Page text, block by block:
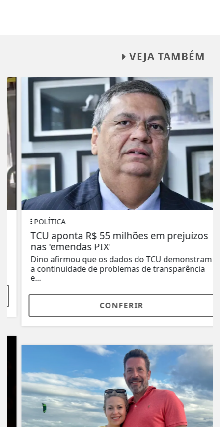
VEJA TAMBÉM
POLÍTICA
TCU aponta R$ 55 milhões em prejuízos
nas 'emendas PIX'
Dino afirmou que os dados do TCU demonstram
a continuidade de problemas de transparência
CONFERIR